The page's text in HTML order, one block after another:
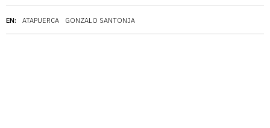
EN: ATAPUERCA GONZALO SANTONJA